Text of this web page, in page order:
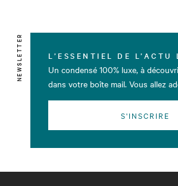
NEWSLETTER L’ESSENTIEL DE L’ACTU
Un condensé 100% luxe, à
dans votre boîte mail. Vous allez
S'INSCRIRE